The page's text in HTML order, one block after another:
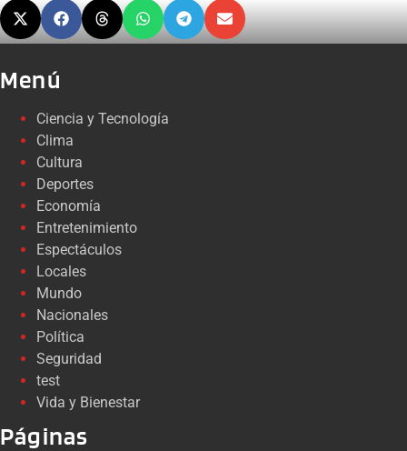
Menú
Ciencia y Tecnología
Clima
Cultura
Deportes
Economía
Entretenimiento
Espectáculos
Locales
Mundo
Nacionales
Política
Seguridad
test
Vida y Bienestar
Páginas